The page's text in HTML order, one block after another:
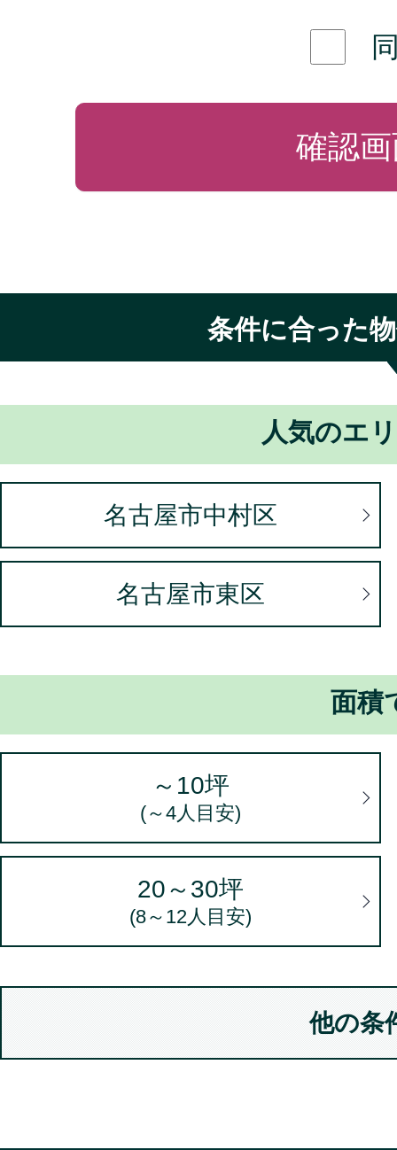
1.当社の個人情報保護の
このプライバシーポリシー
ついて特定の個人を識別す
て機械的に取得される情報（
お客様のコンピュータがイ
用されるIPアドレス
当サイトにアクセスしたこ
いのブラウザの種類・バージ
ム、プラットフォームなど
ジ（URL）、閲覧した日時、
に関する情報
上記のほか、クッキー（
したアクセス情報など、お客
用されるごとに、自動的に収
2.個人情報の利用目的
当社は、個人情報を下記利用
出稿者による商品の販売
キャンペーン・懸賞企画、ア
（電子メールによるものを
条件に合った
人気のエ
名古屋市中村区
名古屋市東区
面積
～10坪
(～4人目安)
20～30坪
(8～12人目安)
他の条